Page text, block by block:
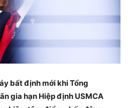
bất định mới khi Tổng
gia hạn Hiệp định USMCA